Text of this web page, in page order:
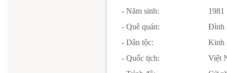
- Năm sinh:
1981
- Quê quán:
Đình
- Dân tộc:
Kinh
- Quốc tịch: